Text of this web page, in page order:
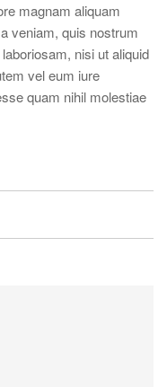
magnam aliquam
veniam, quis nostrum
nisi ut aliquid
vel eum iure
quam nihil molestiae